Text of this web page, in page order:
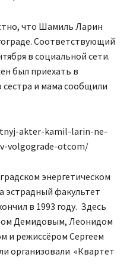
что Шамиль Ларин
Соответствующий
в социальной сети.
был приехать в
сестра и мама сообщили
akter-kamil-larin-ne-
volgograde-otcom/
энергетическом
эстрадный факультет
в 1993 году. Здесь
Демидовым, Леонидом
и режиссёром Сергеем
организовали «Квартет